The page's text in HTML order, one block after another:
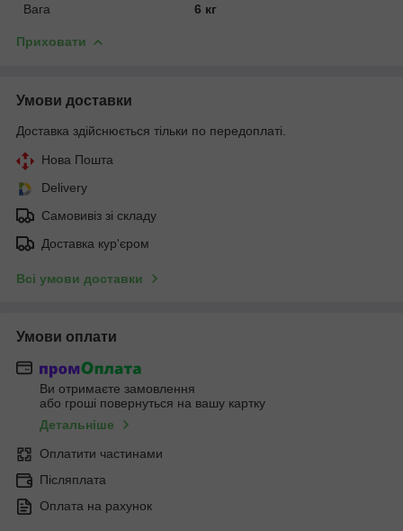
Вага 6 кг
Приховати
Умови доставки
Доставка здійснюється тільки по передоплаті.
Нова Пошта
Delivery
Самовивіз зі складу
Доставка кур'єром
Всі умови доставки
Умови оплати
Ви отримаєте замовлення
або гроші повернуться на вашу картку
Детальніше
Оплатити частинами
Післяплата
Оплата на рахунок